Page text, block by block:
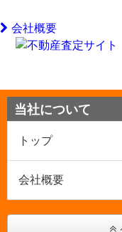
会社概要
当社について
トップ
会社概要